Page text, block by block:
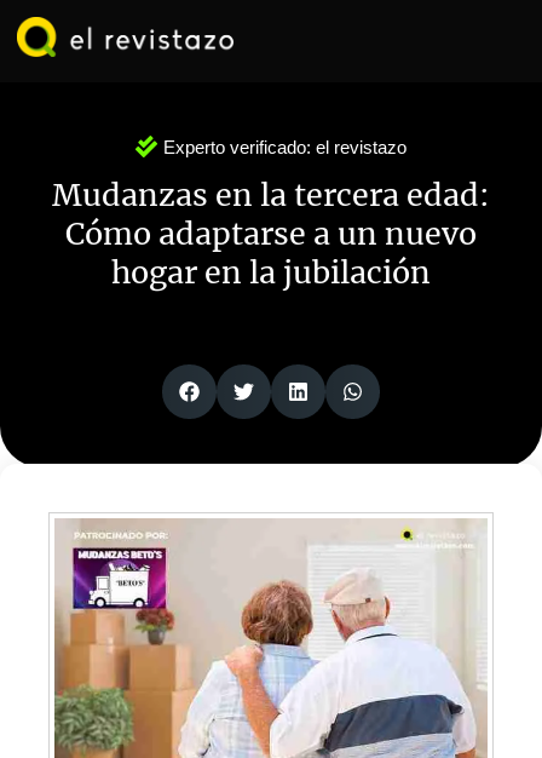
Experto verificado: el revistazo
Mudanzas en la tercera edad:
Cómo adaptarse a un nuevo
hogar en la jubilación